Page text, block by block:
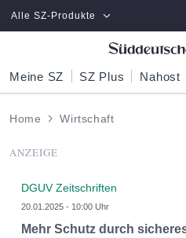
Zum Hauptinhalt springen
Alle SZ-Produkte
Meine SZ SZ Plus Nahost
Home Wirtschaft
ANZEIGE
DGUV Zeitschriften
20.01.2025 - 10:00 Uhr
Mehr Schutz durch